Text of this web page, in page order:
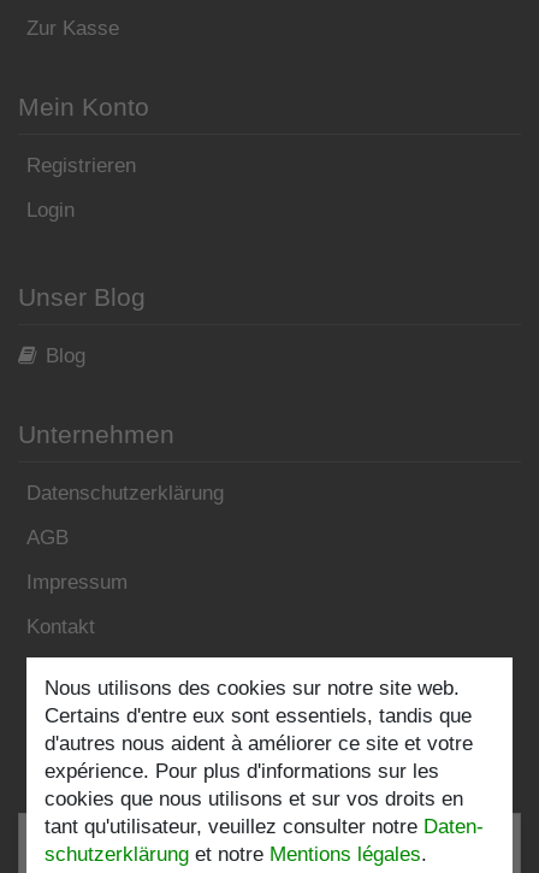
Zur Kasse
Mein Konto
Registrieren
Login
Unser Blog
Blog
Unternehmen
Datenschutzerklärung
AGB
Impressum
Kontakt
Folgen Sie uns:
Nous utilisons des cookies sur notre site web.
Certains d'entre eux sont essentiels, tandis que
d'autres nous aident à améliorer ce site et votre
expérience. Pour plus d'informations sur les
cookies que nous utilisons et sur vos droits en
tant qu'utilisateur, veuillez consulter notre Daten­
schutz­erklärung et notre Mentions légales.